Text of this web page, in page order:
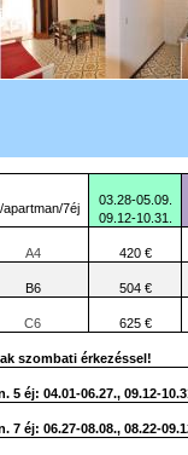
apartman/7éj
03.28-05.09.
09.12-10.31.
A4 420 €
B6 504 €
C6 625 €
szombati érkezéssel!
5 éj: 04.01-06.27., 09.12-
7 éj: 06.27-08.08., 08.22-